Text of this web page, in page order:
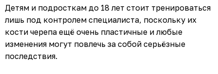
Детям и подросткам до 18 лет стоит тренироваться
лишь под контролем специалиста, поскольку их
кости черепа ещё очень пластичные и любые
изменения могут повлечь за собой серьёзные
последствия.